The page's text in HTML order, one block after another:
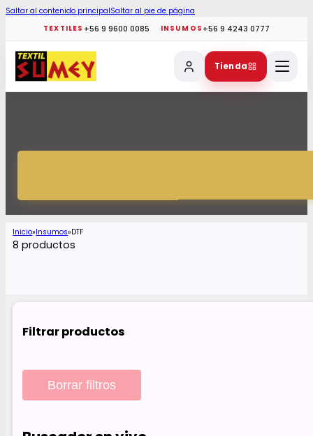
Saltar al contenido principalSaltar al pie de página
TEXTILES +56 9 9600 0085 INSUMOS +56 9 4243 0777
Tienda
Inicio Insumos DTF
8 productos
Filtrar productos
Borrar filtros